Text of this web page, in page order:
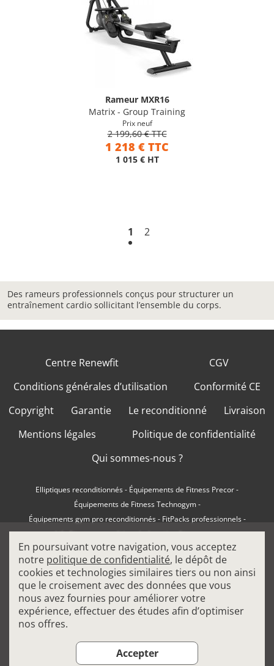
Rameur MXR16
Matrix - Group Training
Prix neuf
2 199,60 € TTC
1 218 € TTC
1 015 € HT
1 2
Des rameurs professionnels conçus pour structurer un
entraînement cardio sollicitant l’ensemble du corps.
Centre Renewfit
CGV
Conditions générales d’utilisation
Conformité CE
Copyright
Garantie Le reconditionné
Livraison
Mentions légales
Politique de confidentialité
Qui sommes-nous ?
Elliptiques reconditionnés- Équipements de Fitness Precor-
Équipements de Fitness Technogym-
Équipements gym pro reconditionnés- FitPacks professionnels-
Life Fitness reconditionné-Location fitness pro-
Machines à charge libre professionnelles-
Machines de musculation pro-Matériel de Cardio Fitness
Matériel de Fitness Matrix-Matériel de Sport -
Rameurs de Fitness-Simulateurs d'Escalier-Steppers de Fitness
Tapis de Course-
Tout savoir pour choisir son elliptique professionnel
Vélos de Biking
En poursuivant votre navigation, vous acceptez
notre politique de confidentialité, le dépôt de
cookies et technologies similaires tiers ou non ainsi
que le croisement avec des données que vous
nous avez fournies pour améliorer votre
expérience, effectuer des études afin d’optimiser
nos offres.
Accepter